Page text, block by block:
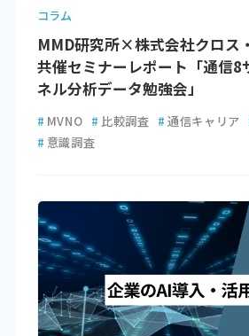
コラム
MMD研究所×株式会社クロス
共催セミナーレポート「通信8
ネル分析データ勉強会」
# MVNO # 比較調査 # 通信キャリア
# 意識調査